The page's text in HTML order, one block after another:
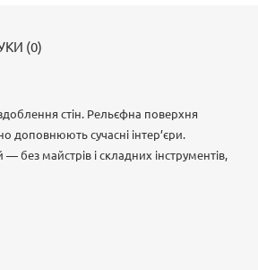
(0)
стін. Рельєфна поверхня
доповнюють сучасні інтер’єри.
без майстрів і складних інструментів,